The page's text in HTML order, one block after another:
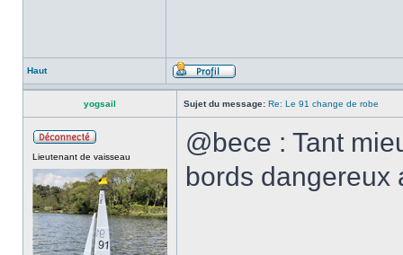
Haut
yogsail Sujet du message: Re: Le 91 change de robe
Lieutenant de vaisseau
@bece : Tant
bords